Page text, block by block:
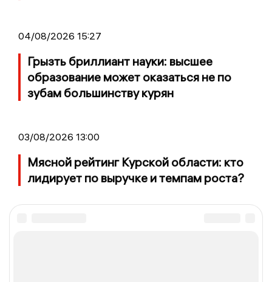
04/08/2026 15:27
Грызть бриллиант науки: высшее
образование может оказаться не по
зубам большинству курян
03/08/2026 13:00
Мясной рейтинг Курской области: кто
лидирует по выручке и темпам роста?